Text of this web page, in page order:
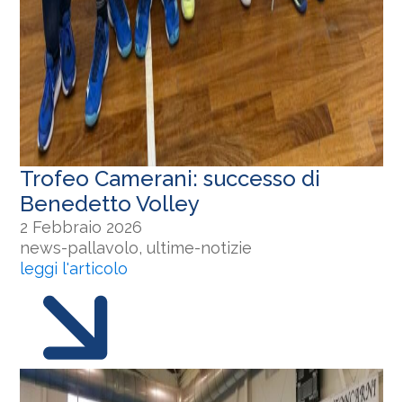
Trofeo Camerani: successo di
Benedetto Volley
2 Febbraio 2026
news-pallavolo, ultime-notizie
leggi l'articolo